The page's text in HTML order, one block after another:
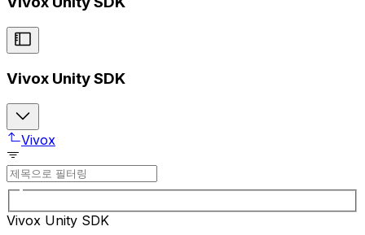
Vivox Unity SDK
Vivox
Vivox Unity SDK